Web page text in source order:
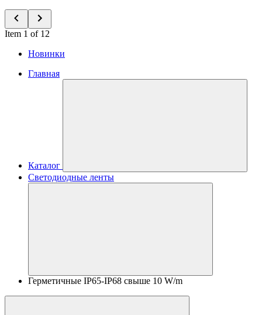
Item 1 of 12
Новинки
Главная
Каталог
Светодиодные ленты
Герметичные IP65-IP68 свыше 10 W/m